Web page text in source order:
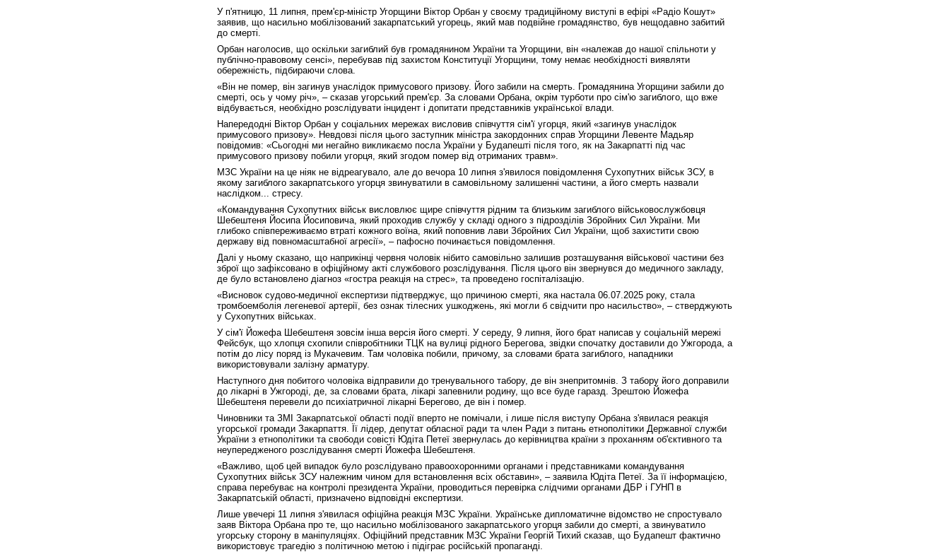
У п'ятницю, 11 липня, прем'єр-міністр Угорщини Віктор Орбан у своєму традиційному виступі в ефірі «Радіо Кошут»
заявив, що насильно мобілізований закарпатський угорець, який мав подвійне громадянство, був нещодавно забитий
до смерті.
Орбан наголосив, що оскільки загиблий був громадянином України та Угорщини, він «належав до нашої спільноти у
публічно-правовому сенсі», перебував під захистом Конституції Угорщини, тому немає необхідності виявляти
обережність, підбираючи слова.
«Він не помер, він загинув унаслідок примусового призову. Його забили на смерть. Громадянина Угорщини забили до
смерті, ось у чому річ», – сказав угорський прем'єр. За словами Орбана, окрім турботи про сім'ю загиблого, що вже
відбувається, необхідно розслідувати інцидент і допитати представників української влади.
Напередодні Віктор Орбан у соціальних мережах висловив співчуття сім'ї угорця, який «загинув унаслідок
примусового призову». Невдовзі після цього заступник міністра закордонних справ Угорщини Левенте Мадьяр
повідомив: «Сьогодні ми негайно викликаємо посла України у Будапешті після того, як на Закарпатті під час
примусового призову побили угорця, який згодом помер від отриманих травм».
МЗС України на це ніяк не відреагувало, але до вечора 10 липня з'явилося повідомлення Сухопутних військ ЗСУ, в
якому загиблого закарпатського угорця звинуватили в самовільному залишенні частини, а його смерть назвали
наслідком... стресу.
«Командування Сухопутних військ висловлює щире співчуття рідним та близьким загиблого військовослужбовця
Шебештеня Йосипа Йосиповича, який проходив службу у складі одного з підрозділів Збройних Сил України. Ми
глибоко співпереживаємо втраті кожного воїна, який поповнив лави Збройних Сил України, щоб захистити свою
державу від повномасштабної агресії», – пафосно починається повідомлення.
Далі у ньому сказано, що наприкінці червня чоловік нібито самовільно залишив розташування військової частини без
зброї що зафіксовано в офіційному акті службового розслідування. Після цього він звернувся до медичного закладу,
де було встановлено діагноз «гостра реакція на стрес», та проведено госпіталізацію.
«Висновок судово-медичної експертизи підтверджує, що причиною смерті, яка настала 06.07.2025 року, стала
тромбоемболія легеневої артерії, без ознак тілесних ушкоджень, які могли б свідчити про насильство», – стверджують
у Сухопутних військах.
У сім'ї Йожефа Шебештеня зовсім інша версія його смерті. У середу, 9 липня, його брат написав у соціальній мережі
Фейсбук, що хлопця схопили співробітники ТЦК на вулиці рідного Берегова, звідки спочатку доставили до Ужгорода, а
потім до лісу поряд із Мукачевим. Там чоловіка побили, причому, за словами брата загиблого, нападники
використовували залізну арматуру.
Наступного дня побитого чоловіка відправили до тренувального табору, де він знепритомнів. З табору його доправили
до лікарні в Ужгороді, де, за словами брата, лікарі запевнили родину, що все буде гаразд. Зрештою Йожефа
Шебештеня перевели до психіатричної лікарні Берегово, де він і помер.
Чиновники та ЗМІ Закарпатської області події вперто не помічали, і лише після виступу Орбана з'явилася реакція
угорської громади Закарпаття. Її лідер, депутат обласної ради та член Ради з питань етнополітики Державної служби
України з етнополітики та свободи совісті Юдіта Петеї звернулась до керівництва країни з проханням об'єктивного та
неупередженого розслідування смерті Йожефа Шебештеня.
«Важливо, щоб цей випадок було розслідувано правоохоронними органами і представниками командування
Сухопутних військ ЗСУ належним чином для встановлення всіх обставин», – заявила Юдіта Петеї. За її інформацією,
справа перебуває на контролі президента України, проводиться перевірка слідчими органами ДБР і ГУНП в
Закарпатській області, призначено відповідні експертизи.
Лише увечері 11 липня з'явилася офіційна реакція МЗС України. Українське дипломатичне відомство не спростувало
заяв Віктора Орбана про те, що насильно мобілізованого закарпатського угорця забили до смерті, а звинуватило
угорську сторону в маніпуляціях. Офіційний представник МЗС України Георгій Тихий сказав, що Будапешт фактично
використовує трагедію з політичною метою і підіграє російській пропаганді.